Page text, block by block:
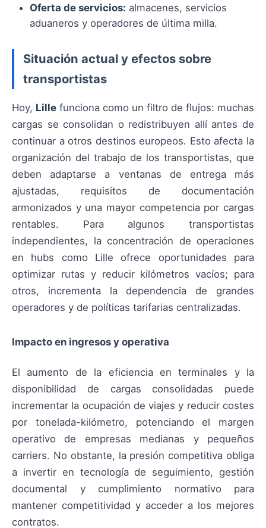
Oferta de servicios: almacenes, servicios
aduaneros y operadores de última milla.
Situación actual y efectos sobre
transportistas
Hoy, Lille funciona como un filtro de flujos: muchas
cargas se consolidan o redistribuyen allí antes de
continuar a otros destinos europeos. Esto afecta la
organización del trabajo de los transportistas, que
deben adaptarse a ventanas de entrega más
ajustadas, requisitos de documentación
armonizados y una mayor competencia por cargas
rentables. Para algunos transportistas
independientes, la concentración de operaciones
en hubs como Lille ofrece oportunidades para
optimizar rutas y reducir kilómetros vacíos; para
otros, incrementa la dependencia de grandes
operadores y de políticas tarifarias centralizadas.
Impacto en ingresos y operativa
El aumento de la eficiencia en terminales y la
disponibilidad de cargas consolidadas puede
incrementar la ocupación de viajes y reducir costes
por tonelada-kilómetro, potenciando el margen
operativo de empresas medianas y pequeños
carriers. No obstante, la presión competitiva obliga
a invertir en tecnología de seguimiento, gestión
documental y cumplimiento normativo para
mantener competitividad y acceder a los mejores
contratos.